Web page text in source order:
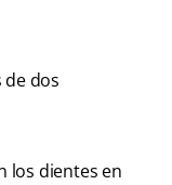
dos
los dientes en